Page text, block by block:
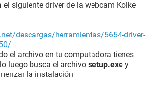
el siguiente driver de la webcam Kolke
descargas/herramientas/5654-driver-
el archivo en tu computadora tienes
luego busca el archivo setup.exe y
la instalación